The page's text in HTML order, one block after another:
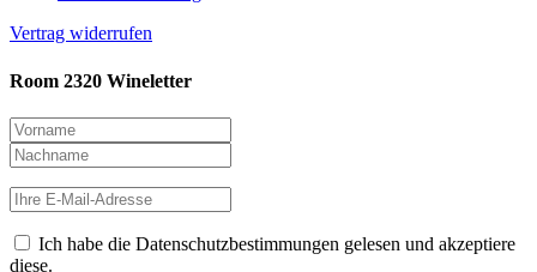
Vertrag widerrufen
Room 2320 Wineletter
Ich habe die Datenschutzbestimmungen gelesen und akzeptiere
diese.